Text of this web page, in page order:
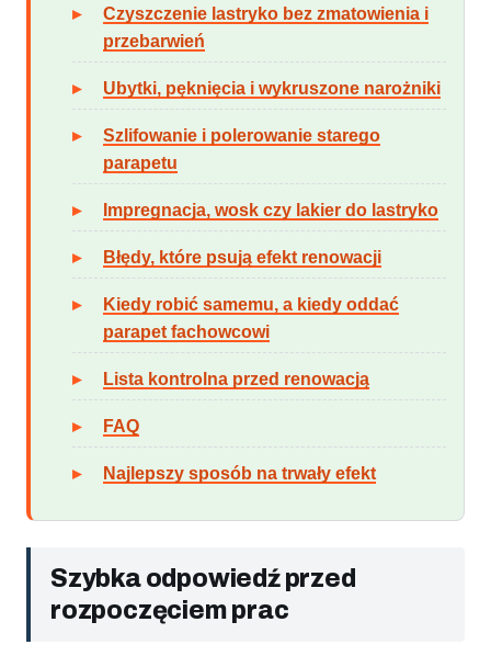
Czyszczenie lastryko bez zmatowienia i
przebarwień
Ubytki, pęknięcia i wykruszone narożniki
Szlifowanie i polerowanie starego
parapetu
Impregnacja, wosk czy lakier do lastryko
Błędy, które psują efekt renowacji
Kiedy robić samemu, a kiedy oddać
parapet fachowcowi
Lista kontrolna przed renowacją
FAQ
Najlepszy sposób na trwały efekt
Szybka odpowiedź przed
rozpoczęciem prac